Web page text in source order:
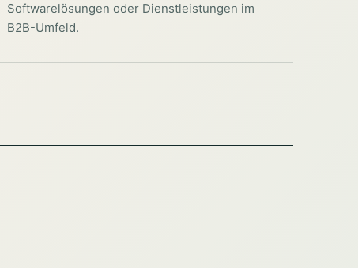
Softwarelösungen oder Dienstleistungen im
B2B-Umfeld.